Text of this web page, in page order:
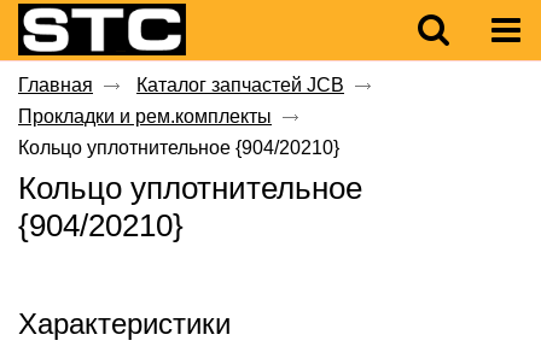
Главная
Каталог запчастей JCB
Прокладки и рем.комплекты
Кольцо уплотнительное {904/20210}
Кольцо уплотнительное
{904/20210}
Характеристики